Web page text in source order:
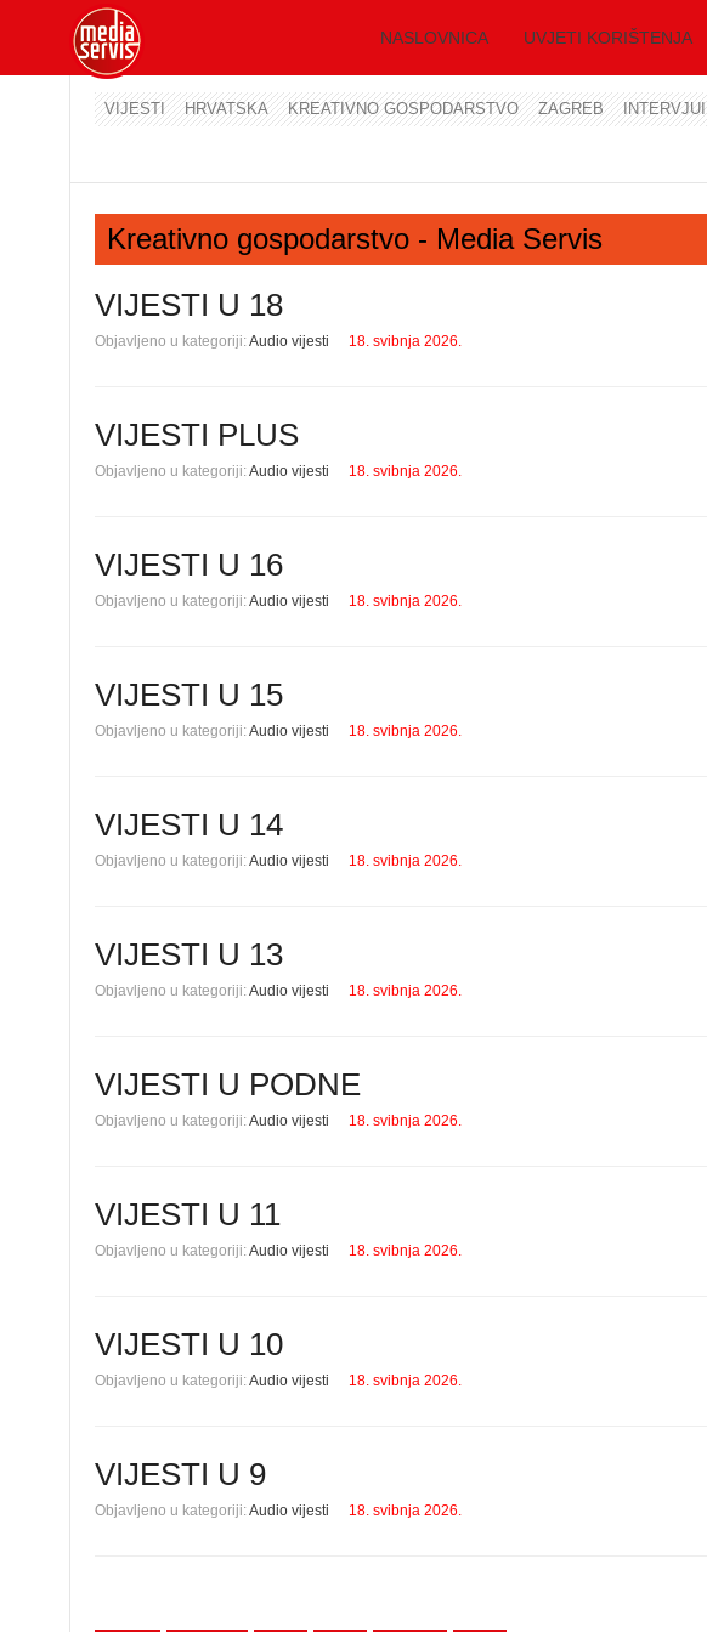
NASLOVNICA UVJETI KORIŠTENJA
VIJESTI HRVATSKA KREATIVNO GOSPODARSTVO ZAGREB INTERVJUI
Kreativno gospodarstvo - Media Servis
VIJESTI U 18
Objavljeno u kategoriji:Audio vijesti 18. svibnja 2026.
VIJESTI PLUS
Objavljeno u kategoriji:Audio vijesti 18. svibnja 2026.
VIJESTI U 16
Objavljeno u kategoriji:Audio vijesti 18. svibnja 2026.
VIJESTI U 15
Objavljeno u kategoriji:Audio vijesti 18. svibnja 2026.
VIJESTI U 14
Objavljeno u kategoriji:Audio vijesti 18. svibnja 2026.
VIJESTI U 13
Objavljeno u kategoriji:Audio vijesti 18. svibnja 2026.
VIJESTI U PODNE
Objavljeno u kategoriji:Audio vijesti 18. svibnja 2026.
VIJESTI U 11
Objavljeno u kategoriji:Audio vijesti 18. svibnja 2026.
VIJESTI U 10
Objavljeno u kategoriji:Audio vijesti 18. svibnja 2026.
VIJESTI U 9
Objavljeno u kategoriji:Audio vijesti 18. svibnja 2026.